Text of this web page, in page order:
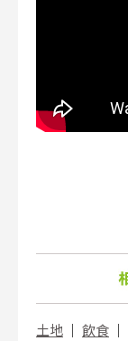
土地 │ 飲食 │